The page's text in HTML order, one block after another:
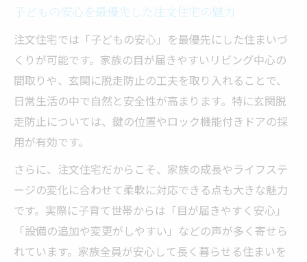
子どもの安心を最優先した注文住宅の魅力
注文住宅では「子どもの安心」を最優先にした住まいづ
くりが可能です。家族の目が届きやすいリビング中心の
間取りや、玄関に脱走防止の工夫を取り入れることで、
日常生活の中で自然と安全性が高まります。特に玄関脱
走防止については、鍵の位置やロック機能付きドアの採
用が有効です。
さらに、注文住宅だからこそ、家族の成長やライフステ
ージの変化に合わせて柔軟に対応できる点も大きな魅力
です。実際に子育て世帯からは「目が届きやすく安心」
「設備の追加や変更がしやすい」などの声が多く寄せら
れています。家族全員が安心して長く暮らせる住まいを